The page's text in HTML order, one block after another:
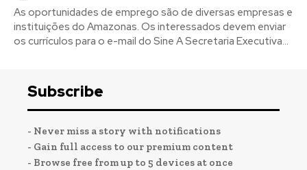
As oportunidades de emprego são de diversas empresas e
instituições do Amazonas. Os interessados devem enviar
os currículos para o e-mail do Sine A Secretaria Executiva...
Subscribe
- Never miss a story with notifications
- Gain full access to our premium content
- Browse free from up to 5 devices at once